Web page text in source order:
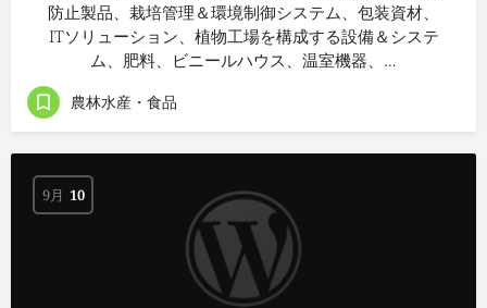
防止製品、栽培管理＆環境制御システム、包装資材、
ITソリューション、植物工場を構成する設備＆システ
ム、肥料、ビニールハウス、温室機器、…
農林水産・食品
9月 10